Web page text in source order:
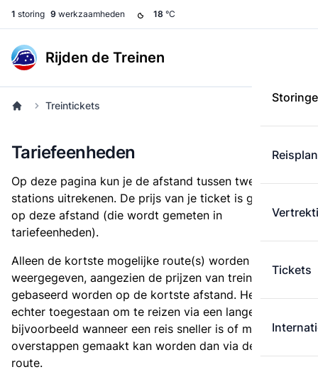
1 storing 9 werkzaamheden 18 °C
Rijden de Treinen
Tickets
Treintickets
Tariefeenheden
Op deze pagina kun je de afstand tussen twee
stations uitrekenen. De prijs van je ticket is gebaseerd
op deze afstand (die wordt gemeten in
tariefeenheden).
Alleen de kortste mogelijke route(s) worden
weergegeven, aangezien de prijzen van treintickets
gebaseerd worden op de kortste afstand. Het is
echter toegestaan om te reizen via een langere route,
bijvoorbeeld wanneer een reis sneller is of met minder
overstappen gemaakt kan worden dan via de kortste
route.